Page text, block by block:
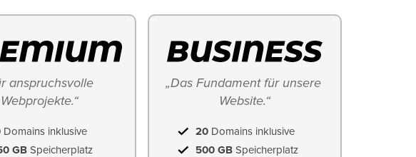
anspruchsvolle
Webprojekte.“
Domains inklusive
GB Speicherplatz
„Das Fundament für unsere
Website.“
20 Domains inklusive
500 GB Speicherplatz